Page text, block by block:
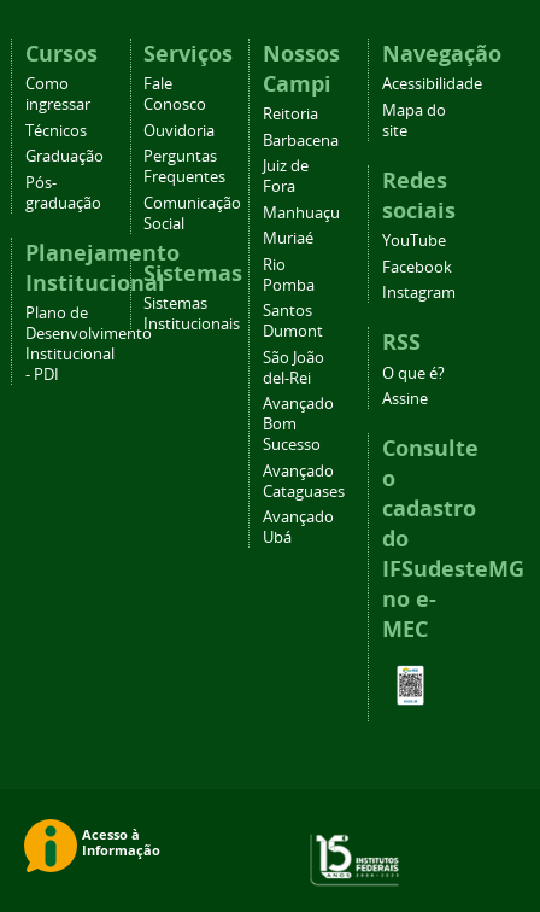
Cursos
Como
ingressar
Técnicos
Graduação
Pós-
graduação
Planejamento
Institucional
Plano de
Desenvolvimento
Institucional
- PDI
Serviços
Fale
Conosco
Ouvidoria
Perguntas
Frequentes
Comunicação
Social
Sistemas
Sistemas
Institucionais
Nossos
Campi
Reitoria
Barbacena
Juiz de
Fora
Manhuaçu
Muriaé
Rio
Pomba
Santos
Dumont
São João
del-Rei
Avançado
Bom
Sucesso
Avançado
Cataguases
Avançado
Ubá
Navegação
Acessibilidade
Mapa do
site
Redes
sociais
YouTube
Facebook
Instagram
RSS
O que é?
Assine
Consulte
o
cadastro
do
IFSudesteMG
no e-
MEC